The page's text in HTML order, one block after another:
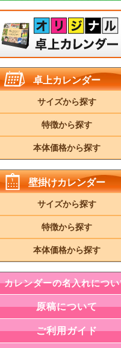
卓上カレンダー
サイズから探す
特徴から探す
本体価格から探す
壁掛けカレンダー
サイズから探す
特徴から探す
本体価格から探す
カレンダーの名入れにつ
原稿について
ご利用ガイド